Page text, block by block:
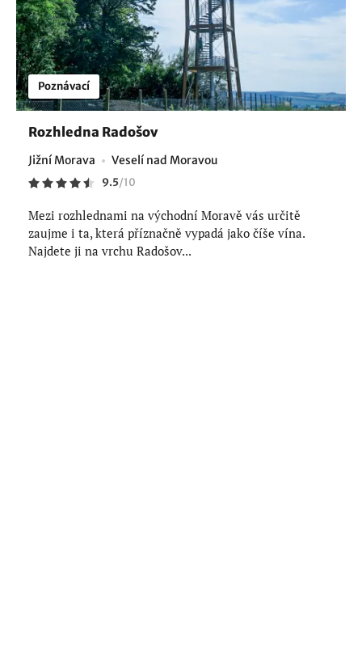
Poznávací
Rozhledna Radošov
Jižní Morava Veselí nad Moravou
9.5/10
Mezi rozhlednami na východní Moravě vás určitě
zaujme i ta, která příznačně vypadá jako číše vína.
Najdete ji na vrchu Radošov...